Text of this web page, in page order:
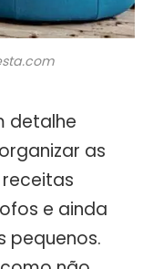
detalhe
as
e ainda
pequenos.